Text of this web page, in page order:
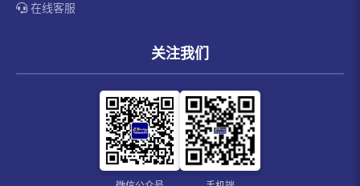
在线客服
关注我们